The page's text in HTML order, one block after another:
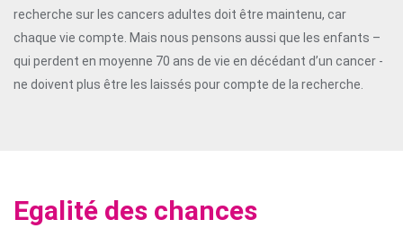
recherche sur les cancers adultes doit être maintenu, car
chaque vie compte. Mais nous pensons aussi que les enfants –
qui perdent en moyenne 70 ans de vie en décédant d’un cancer -
ne doivent plus être les laissés pour compte de la recherche.
Egalité des chances